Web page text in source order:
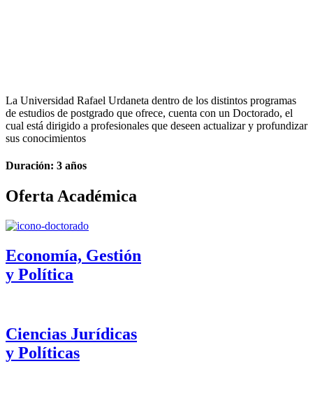
La Universidad Rafael Urdaneta dentro de los distintos programas
de estudios de postgrado que ofrece, cuenta con un Doctorado, el
cual está dirigido a profesionales que deseen actualizar y profundizar
sus conocimientos
Duración: 3 años
Oferta Académica
Economía, Gestión
y Política
Ciencias Jurídicas
y Políticas